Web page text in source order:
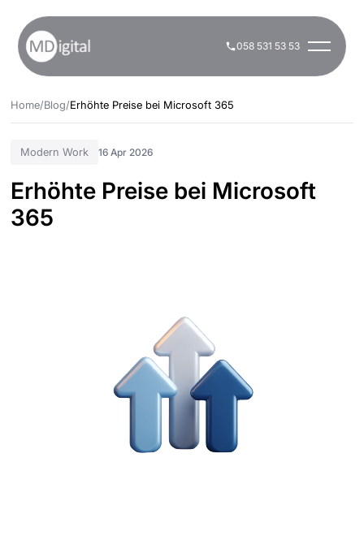
058 531 53 53
Home/Blog/Erhöhte Preise bei Microsoft 365
Modern Work 16 Apr 2026
Erhöhte Preise bei Microsoft
365